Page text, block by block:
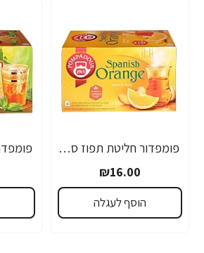
פומפדור חליטת תפוז ספרדי 20 שקיקים - מבית POMDADOUR
₪16.00
הוסף לעגלה